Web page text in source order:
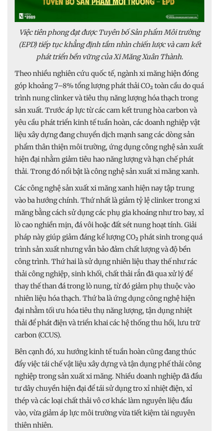
Việc tiên phong đạt được Tuyên bố Sản phẩm Môi trường
(EPD) tiếp tục khẳng định tầm nhìn chiến lược và cam kết
phát triển bền vững của Xi Măng Xuân Thành.
Theo nhiều nghiên cứu quốc tế, ngành xi măng hiện đóng
góp khoảng 7–8% tổng lượng phát thải CO₂ toàn cầu do quá
trình nung clinker và tiêu thụ năng lượng hóa thạch trong
sản xuất. Trước áp lực từ các cam kết trung hòa carbon và
yêu cầu phát triển kinh tế tuần hoàn, các doanh nghiệp vật
liệu xây dựng đang chuyển dịch mạnh sang các dòng sản
phẩm thân thiện môi trường, ứng dụng công nghệ sản xuất
hiện đại nhằm giảm tiêu hao năng lượng và hạn chế phát
thải. Trong đó nổi bật là công nghệ sản xuất xi măng xanh.
Các công nghệ sản xuất xi măng xanh hiện nay tập trung
vào ba hướng chính. Thứ nhất là giảm tỷ lệ clinker trong xi
măng bằng cách sử dụng các phụ gia khoáng như tro bay, xỉ
lò cao nghiền mịn, đá vôi hoặc đất sét nung hoạt tính. Giải
pháp này giúp giảm đáng kể lượng CO₂ phát sinh trong quá
trình sản xuất nhưng vẫn bảo đảm chất lượng và độ bền
công trình. Thứ hai là sử dụng nhiên liệu thay thế như rác
thải công nghiệp, sinh khối, chất thải rắn đã qua xử lý để
thay thế than đá trong lò nung, từ đó giảm phụ thuộc vào
nhiên liệu hóa thạch. Thứ ba là ứng dụng công nghệ hiện
đại nhằm tối ưu hóa tiêu thụ năng lượng, tận dụng nhiệt
thải để phát điện và triển khai các hệ thống thu hồi, lưu trữ
carbon (CCUS).
Bên cạnh đó, xu hướng kinh tế tuần hoàn cũng đang thúc
đẩy việc tái chế vật liệu xây dựng và tận dụng phế thải công
nghiệp trong sản xuất xi măng. Nhiều doanh nghiệp đã đầu
tư dây chuyền hiện đại để tái sử dụng tro xỉ nhiệt điện, xỉ
thép và các loại chất thải vô cơ khác làm nguyên liệu đầu
vào, vừa giảm áp lực môi trường vừa tiết kiệm tài nguyên
thiên nhiên.